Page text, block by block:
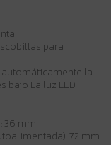
para
la
bajo La luz LED
36 mm
72 mm